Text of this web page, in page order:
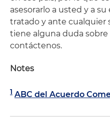
asesorarlo a usted y a
tratado y ante cualquier
tiene alguna duda sobre
contáctenos.
Notes
1 ABC del Acuerdo